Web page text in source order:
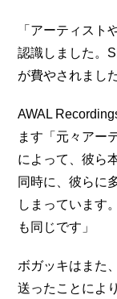
「アーティスト
認識しました。
が費やされました
AWAL
ます「元々アー
によって、彼ら
同時に、彼らに
しまっています
も同じです」
ボガッキはまた
送ったことによ